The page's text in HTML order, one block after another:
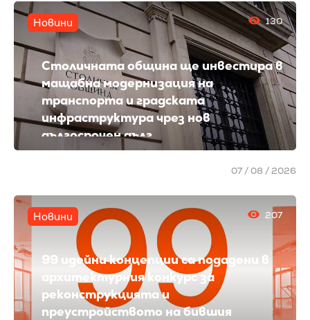
Столичната община ще инвестира в
мащабна модернизация на
транспорта и градската
инфраструктура чрез нов
дългосрочен дълг
Новини 130
07 / 08 / 2026
99 идейни концепции са подадени в
архитектурния конкурс за
реконструкцията и
преустройството на бившия
Новини 207